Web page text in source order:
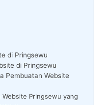
di Pringsewu
di Pringsewu
Pembuatan Website
Website Pringsewu yang